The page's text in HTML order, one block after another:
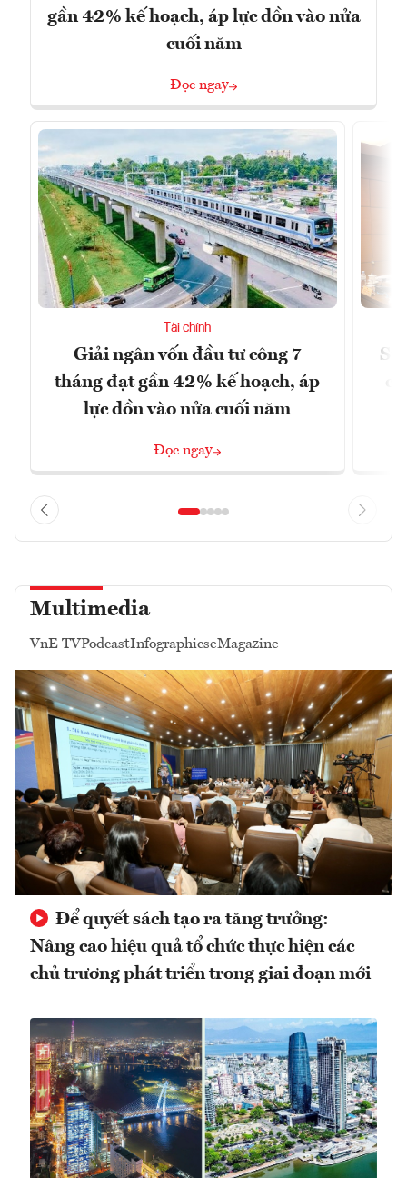
gần 42% kế hoạch, áp lực dồn vào nửa
cuối năm
Đọc ngay
Tài chính
Giải ngân vốn đầu tư công 7
tháng đạt gần 42% kế hoạch, áp
lực dồn vào nửa cuối năm
Đọc ngay
Multimedia
VnE TVPodcastInfographicseMagazine
Để quyết sách tạo ra tăng trưởng:
Nâng cao hiệu quả tổ chức thực hiện các
chủ trương phát triển trong giai đoạn mới